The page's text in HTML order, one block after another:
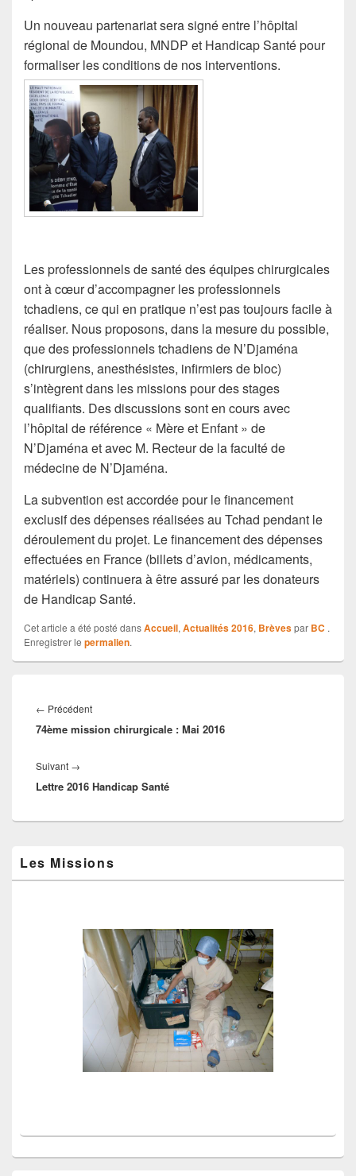
Un nouveau partenariat sera signé entre l’hôpital
régional de Moundou, MNDP et Handicap Santé pour
formaliser les conditions de nos interventions.
Les professionnels de santé des équipes chirurgicales
ont à cœur d’accompagner les professionnels
tchadiens, ce qui en pratique n’est pas toujours facile à
réaliser. Nous proposons, dans la mesure du possible,
que des professionnels tchadiens de N’Djaména
(chirurgiens, anesthésistes, infirmiers de bloc)
s’intègrent dans les missions pour des stages
qualifiants. Des discussions sont en cours avec
l’hôpital de référence « Mère et Enfant » de
N’Djaména et avec M. Recteur de la faculté de
médecine de N’Djaména.
La subvention est accordée pour le financement
exclusif des dépenses réalisées au Tchad pendant le
déroulement du projet. Le financement des dépenses
effectuées en France (billets d’avion, médicaments,
matériels) continuera à être assuré par les donateurs
de Handicap Santé.
Cet article a été posté dansAccueil, Actualités 2016, Brèvespar BC .
Enregistrer le permalien.
de
l’article
← PrécédentArticle
précédent :
74ème mission chirurgicale : Mai 2016
Suivant →
suivant :
Lettre 2016 Handicap Santé
principale
de
Les Missions